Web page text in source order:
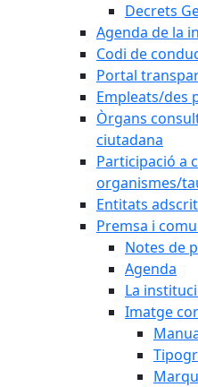
Decrets
Agenda de la
Codi de
Portal
Empleats/des
Òrgans
ciutadana
Participació a
organismes/
Entitats
Premsa i
Notes de
Agenda
La
Imatge